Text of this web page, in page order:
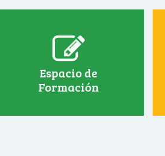
Espacio de
Formación